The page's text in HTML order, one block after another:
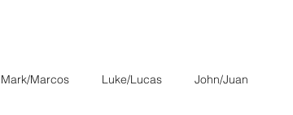
Mark/Marcos Luke/Lucas John/Juan